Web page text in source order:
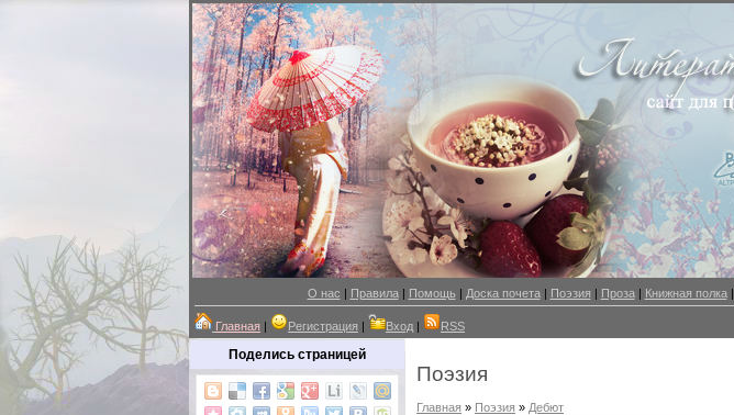
О нас | Правила| Помощь | Доска почета| Поэзия | Проза| Книжная полка|
Главная | Регистрация | Вход | RSS
Поделись страницей
Поэзия
Главная » Поэзия » Дебют